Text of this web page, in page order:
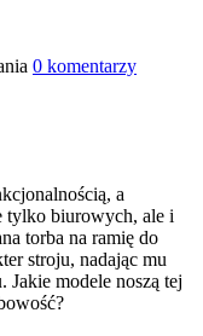
0 komentarzy
a
tylko biurowych, ale i
torba na ramię do
stroju, nadając mu
modele noszą tej